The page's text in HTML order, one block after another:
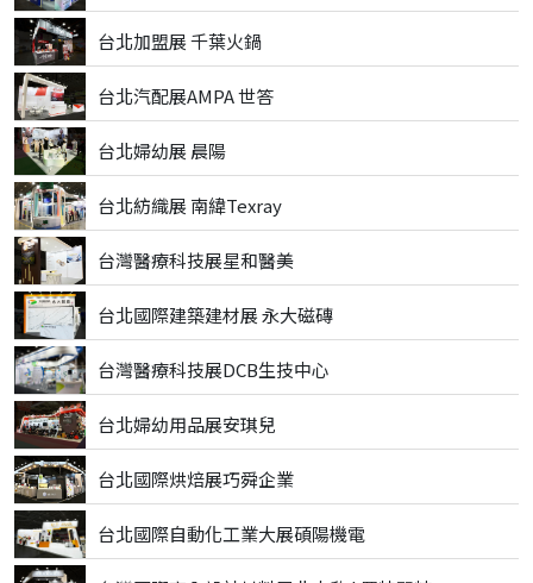
台北加盟展 千葉火鍋
台北汽配展AMPA 世答
台北婦幼展 晨陽
台北紡織展 南緯Texray
台灣醫療科技展星和醫美
台北國際建築建材展 永大磁磚
台灣醫療科技展DCB生技中心
台北婦幼用品展安琪兒
台北國際烘焙展巧舜企業
台北國際自動化工業大展碩陽機電